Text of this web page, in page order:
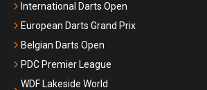
International Darts Open
European Darts Grand Prix
Belgian Darts Open
PDC Premier League
WDF Lakeside World